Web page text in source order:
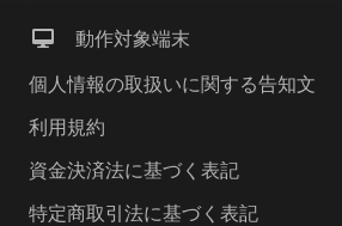
動作対象端末
個人情報の取扱いに関する告知文
利用規約
資金決済法に基づく表記
特定商取引法に基づく表記